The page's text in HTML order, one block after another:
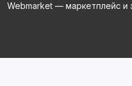
Webmarket — маркетплейс и